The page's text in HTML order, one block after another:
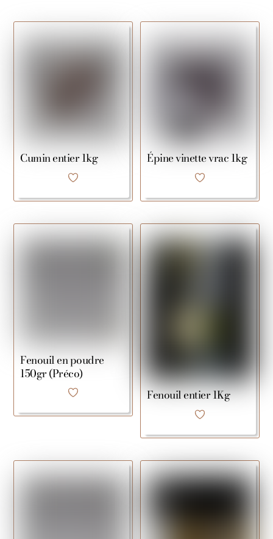
Cumin entier 1kg Épine vinette vrac 1kg
Fenouil en poudre
150gr (Préco)
Fenouil entier 1Kg